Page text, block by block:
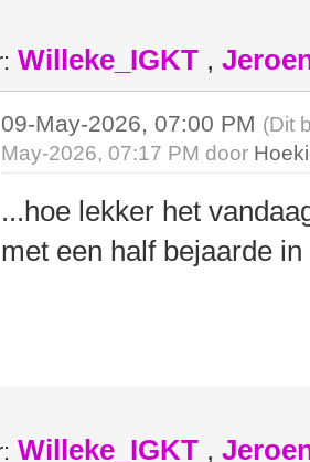
Willeke_IGKT ,
09-May-2026, 07:00 PM (Dit
May-2026, 07:17 PM door
...hoe lekker het
met een half bejaarde
Willeke_IGKT ,